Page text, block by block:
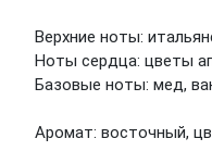
Верхние ноты:
Ноты сердца: цветы
Базовые ноты: мед,
Аромат: восточный,